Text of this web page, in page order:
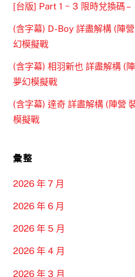
[台版] Part 1 ~ 3 限時兌換碼 –
(含字幕) D-Boy 詳盡解構 (陣
幻模擬戰
(含字幕) 相羽新也 詳盡解構 (
夢幻模擬戰
(含字幕) 達奇 詳盡解構 (陣營
模擬戰
彙整
2026 年 7 月
2026 年 6 月
2026 年 5 月
2026 年 4 月
2026 年 3 月